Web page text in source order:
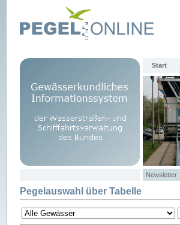
Start
Newsletter
Pegelauswahl über Tabelle